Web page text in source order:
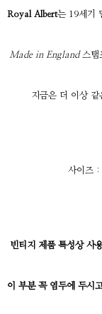
Royal Albert는 19세기
Made in England스탬
지금은 더 이상 같
사이즈 :
빈티지 제품 특성상 사
이 부분 꼭 염두에 두시